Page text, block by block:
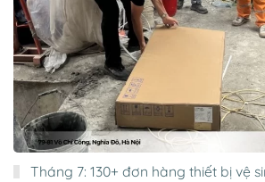
Tháng 7: 130+ đơn hàng thiết bị vệ